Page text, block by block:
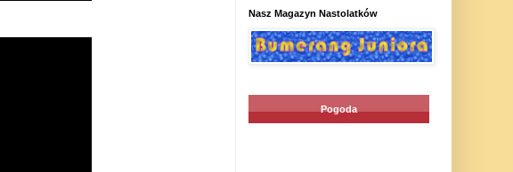
Nasz Magazyn Nastolatków
Pogoda